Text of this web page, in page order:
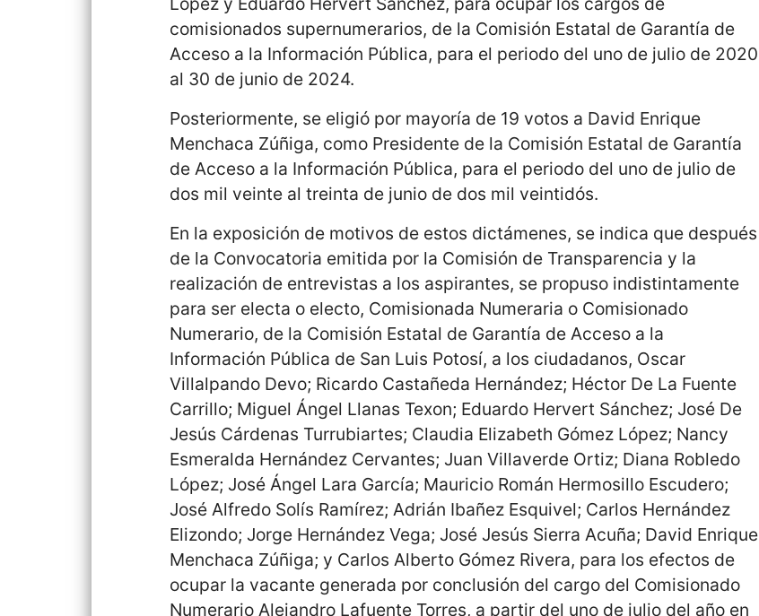
comisionados supernumerarios, de la Comisión Estatal de Garantía de
Acceso a la Información Pública, para el periodo del uno de julio de 2020
al 30 de junio de 2024.
Posteriormente, se eligió por mayoría de 19 votos a David Enrique
Menchaca Zúñiga, como Presidente de la Comisión Estatal de Garantía
de Acceso a la Información Pública, para el periodo del uno de julio de
dos mil veinte al treinta de junio de dos mil veintidós.
En la exposición de motivos de estos dictámenes, se indica que después
de la Convocatoria emitida por la Comisión de Transparencia y la
realización de entrevistas a los aspirantes, se propuso indistintamente
para ser electa o electo, Comisionada Numeraria o Comisionado
Numerario, de la Comisión Estatal de Garantía de Acceso a la
Información Pública de San Luis Potosí, a los ciudadanos, Oscar
Villalpando Devo; Ricardo Castañeda Hernández; Héctor De La Fuente
Carrillo; Miguel Ángel Llanas Texon; Eduardo Hervert Sánchez; José De
Jesús Cárdenas Turrubiartes; Claudia Elizabeth Gómez López; Nancy
Esmeralda Hernández Cervantes; Juan Villaverde Ortiz; Diana Robledo
López; José Ángel Lara García; Mauricio Román Hermosillo Escudero;
José Alfredo Solís Ramírez; Adrián Ibañez Esquivel; Carlos Hernández
Elizondo; Jorge Hernández Vega; José Jesús Sierra Acuña; David Enrique
Menchaca Zúñiga; y Carlos Alberto Gómez Rivera, para los efectos de
ocupar la vacante generada por conclusión del cargo del Comisionado
Numerario Alejandro Lafuente Torres, a partir del uno de julio del año en